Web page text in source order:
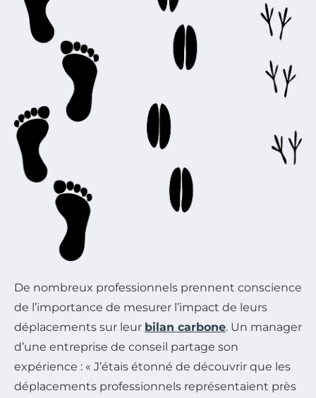
De nombreux professionnels prennent conscience
de l’importance de mesurer l’impact de leurs
déplacements sur leur bilan carbone. Un manager
d’une entreprise de conseil partage son
expérience : « J’étais étonné de découvrir que les
déplacements professionnels représentaient près